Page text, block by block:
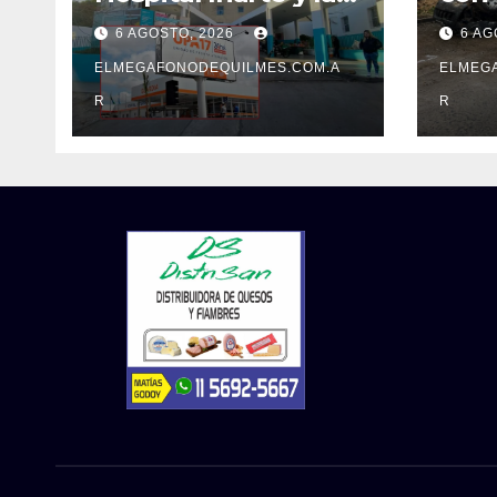
UPA 17 reclaman el
pase a planta de
becarios y mejoras
laborales
6 AGOSTO, 2026
ELMEGAFONODEQUILMES.COM.A
R
y 6
R